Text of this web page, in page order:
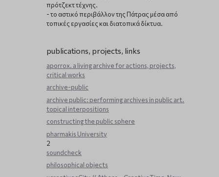
πρότζεκτ τέχνης.
- το αστικό περιβάλλον της Πάτρας μέσα από
τοπικές εργασίες και διατοπικά δίκτυα.
publications, projects, links
aporrox. a living archive for actions, projects,
critical works
archive-public
archive public: performing archives in public art.
topical interpositions
constructing the public sphere
pharmakis University
2
soundcheck
philosophical objects